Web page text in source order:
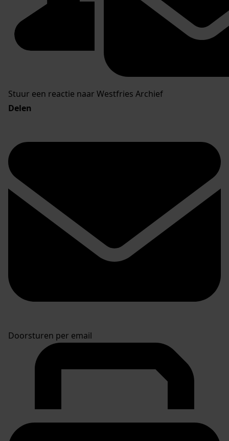
Stuur een reactie naar Westfries Archief
Delen
Doorsturen per email